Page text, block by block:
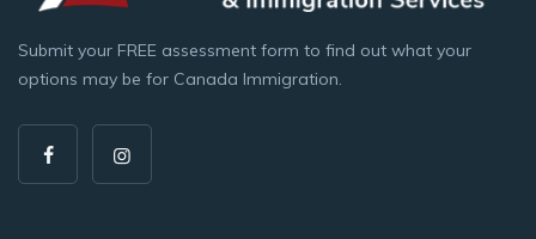
Submit your FREE assessment form to find out what your
options may be for Canada Immigration.